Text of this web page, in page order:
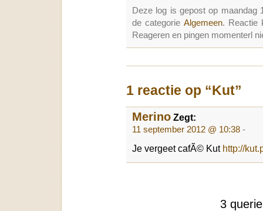
Deze log is gepost op maandag
de categorie Algemeen. Reactie
Reageren en pingen momenterl
1 reactie op “Kut”
Merino Zegt:
11 september 2012 @ 10:38 -
Je vergeet cafÃ© Kut http://
3